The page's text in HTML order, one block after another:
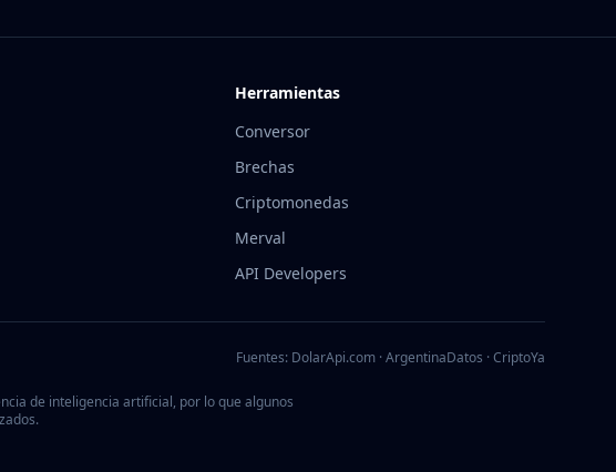
Herramientas
Conversor
Brechas
Criptomonedas
Merval
API Developers
Fuentes: DolarApi.com · ArgentinaDatos · CriptoYa
de inteligencia artificial, por lo que algunos